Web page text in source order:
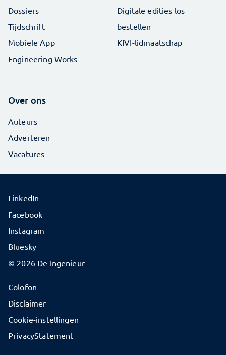
Dossiers
Tijdschrift
Mobiele App
Engineering Works
Digitale edities los
bestellen
KIVI-lidmaatschap
Over ons
Auteurs
Adverteren
Vacatures
© 2026 De Ingenieur
Colofon
Disclaimer
Cookie-instellingen
PrivacyStatement
LinkedIn
Facebook
Instagram
Bluesky